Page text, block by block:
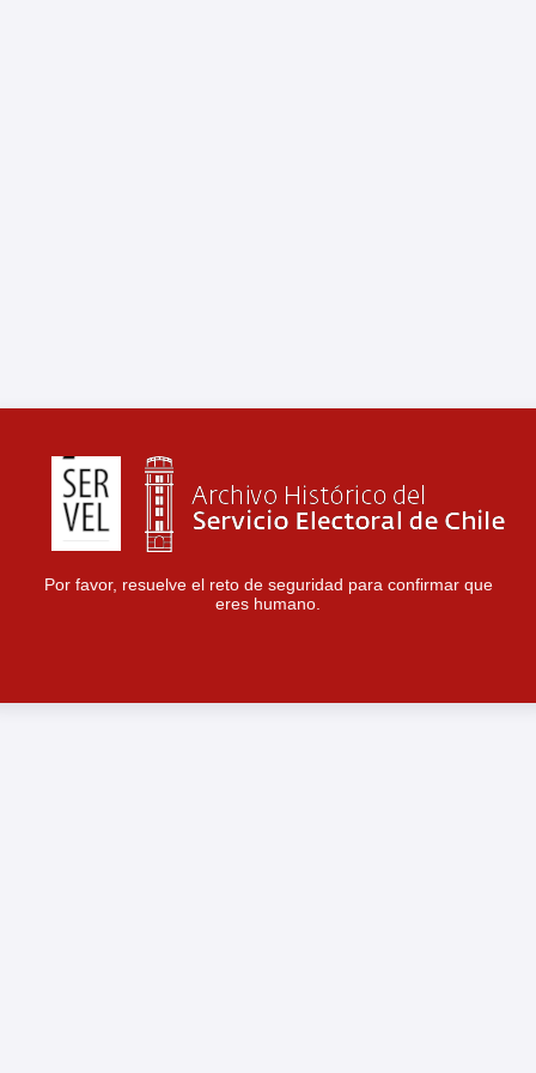
Por favor, resuelve el reto de seguridad para confirmar que
eres humano.